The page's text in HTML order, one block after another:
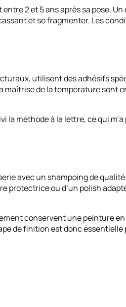
2 et 5 ans après sa pose.
et se fragmenter. Les
utilisent des adhésifs
de la température sont
la méthode à la lettre, ce qui
avec un shampoing de
protectrice ou d’un polish
conservent une peinture
de finition est donc essentielle